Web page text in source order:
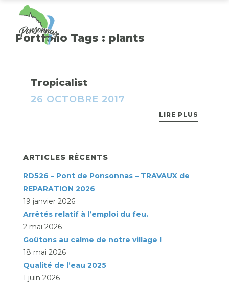
Portfolio Tags : plants
Tropicalist
26 OCTOBRE 2017
LIRE PLUS
ARTICLES RÉCENTS
RD526 – Pont de Ponsonnas – TRAVAUX de
REPARATION 2026
19 janvier 2026
Arrêtés relatif à l’emploi du feu.
2 mai 2026
Goûtons au calme de notre village !
18 mai 2026
Qualité de l’eau 2025
1 juin 2026